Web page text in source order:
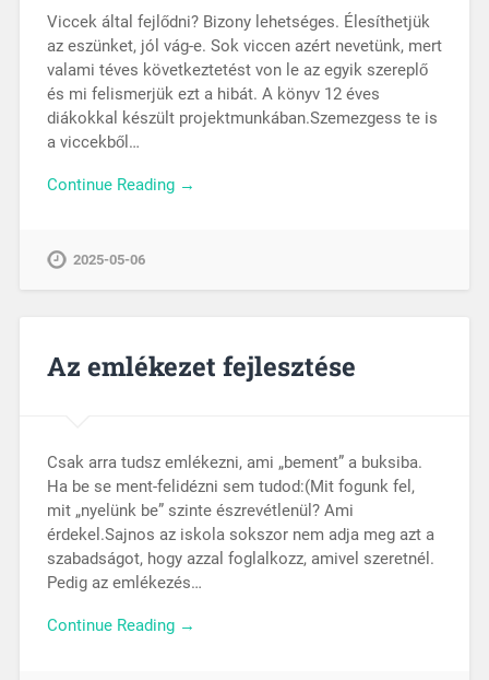
Viccek által fejlődni? Bizony lehetséges. Élesíthetjük
az eszünket, jól vág-e. Sok viccen azért nevetünk, mert
valami téves következtetést von le az egyik szereplő
és mi felismerjük ezt a hibát. A könyv 12 éves
diákokkal készült projektmunkában.Szemezgess te is
a viccekből…
Continue Reading →
2025-05-06
Az emlékezet fejlesztése
Csak arra tudsz emlékezni, ami „bement” a buksiba.
Ha be se ment-felidézni sem tudod:(Mit fogunk fel,
mit „nyelünk be” szinte észrevétlenül? Ami
érdekel.Sajnos az iskola sokszor nem adja meg azt a
szabadságot, hogy azzal foglalkozz, amivel szeretnél.
Pedig az emlékezés…
Continue Reading →